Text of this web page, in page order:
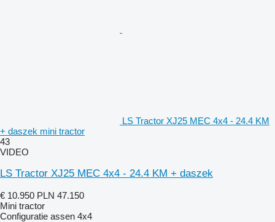
LS Tractor XJ25 MEC 4x4 - 24.4 KM
+ daszek mini tractor
43
VIDEO
LS Tractor XJ25 MEC 4x4 - 24.4 KM + daszek
€ 10.950 PLN 47.150
Mini tractor
Configuratie assen 4x4